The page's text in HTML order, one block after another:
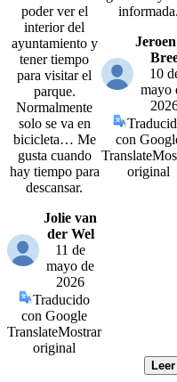
poder ver el
interior del
ayuntamiento y
tener tiempo
para visitar el
parque.
Normalmente
solo se va en
bicicleta… Me
gusta cuando
hay tiempo para
descansar.
Jolie van
der Wel
11 de
mayo de
2026
Traducido
con Google
TranslateMostrar
original
informada.
10
mayo
con
Translate
original